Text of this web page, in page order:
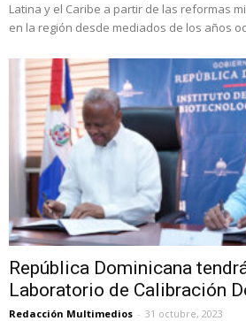
Latina y el Caribe a partir de las reformas
en la región desde mediados de los años
República Dominicana
Laboratorio de Calibración
Redacción Multimedios - 31 octubre, 2023